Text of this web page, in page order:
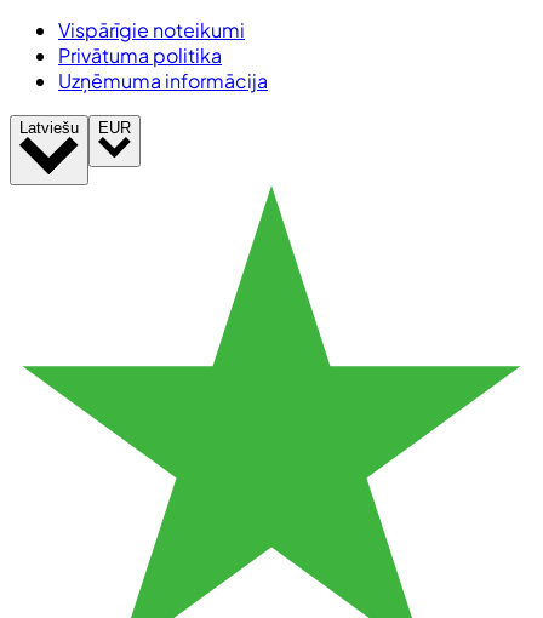
Vispārīgie noteikumi
Privātuma politika
Uzņēmuma informācija
Latviešu EUR